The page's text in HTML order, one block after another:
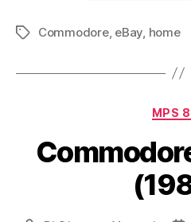
Tag Commodore, eBay home
MPS